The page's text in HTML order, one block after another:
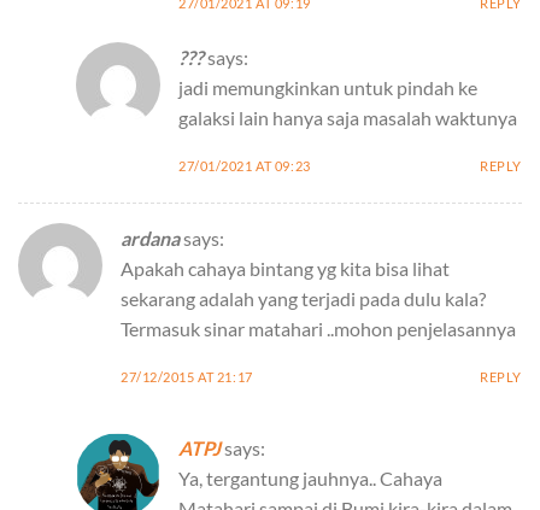
27/01/2021 AT 09:19 REPLY
???says:
jadi memungkinkan untuk pindah ke
galaksi lain hanya saja masalah waktunya
27/01/2021 AT 09:23 REPLY
ardanasays:
Apakah cahaya bintang yg kita bisa lihat
sekarang adalah yang terjadi pada dulu kala?
Termasuk sinar matahari ..mohon penjelasannya
27/12/2015 AT 21:17 REPLY
ATPJsays:
Ya, tergantung jauhnya.. Cahaya